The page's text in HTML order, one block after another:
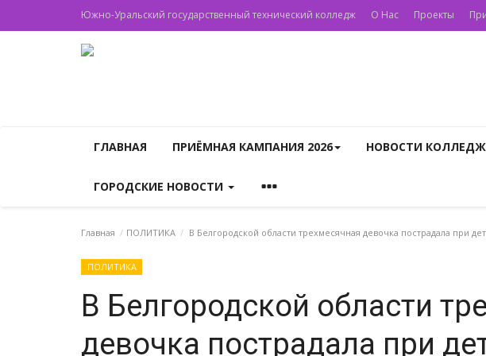
Южно-Уральский государственный технический колледж О Нас Проекты
ГЛАВНАЯ ПРИЁМНАЯ КАМПАНИЯ 2026 НОВОСТИ КОЛЛЕДЖ
ГОРОДСКИЕ НОВОСТИ
Главная ПОЛИТИКА В Белгородской области трехмесячная девочка пострадала при
ПОЛИТИКА
В Белгородской области
девочка пострадала при